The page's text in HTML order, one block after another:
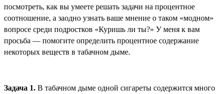
посмотреть, как вы умеете решать задачи на процентное
соотношение, а заодно узнать ваше мнение о таком «модном»
вопросе среди подростков «Куришь ли ты?» У меня к вам
просьба — помогите определить процентное содержание
некоторых веществ в табачном дыме.
Задача 1. В табачном дыме одной сигареты содержится много